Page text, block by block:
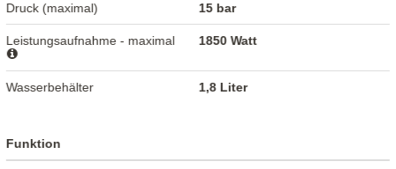
Druck (maximal) 15 bar
Leistungsaufnahme - maximal 1850 Watt
Wasserbehälter 1,8 Liter
Funktion